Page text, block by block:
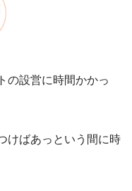
の設営に時間かかっ
けばあっという間に時